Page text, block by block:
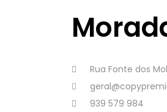
Rua Fonte dos
939 579 984